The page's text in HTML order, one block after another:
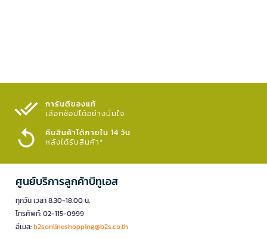
การันตีของแท้
เลือกช้อปได้อย่างมั่นใจ​
คืนสินค้าได้ภายใน 14 วัน
หลังได้รับสินค้า*
ศูนย์บริการลูกค้าบีทูเอส
ทุกวัน เวลา 8.30-18.00 น.
โทรศัพท์: 02-115-0999
อีเมล:b2sonlineshopping@b2s.co.th